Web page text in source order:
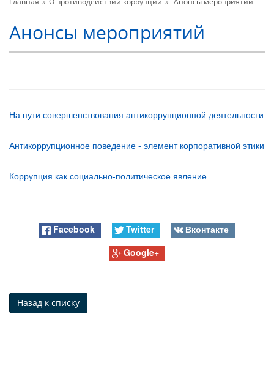
Анонсы мероприятий
На пути совершенствования антикоррупционной деятельности
Антикоррупционное поведение - элемент корпоративной этики
Коррупция как социально-политическое явление
Facebook Twitter
Вконтакте
Google+
Назад к списку